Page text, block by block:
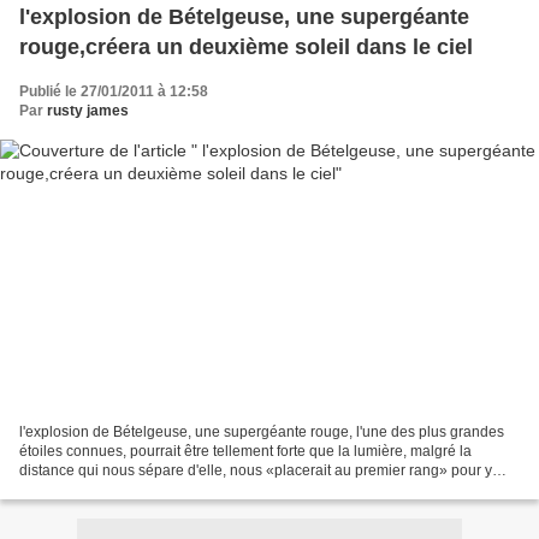
l'explosion de Bételgeuse, une supergéante
rouge,créera un deuxième soleil dans le ciel
Publié le 27/01/2011 à 12:58
Par rusty james
l'explosion de Bételgeuse, une supergéante rouge, l'une des plus grandes
étoiles connues, pourrait être tellement forte que la lumière, malgré la
distance qui nous sépare d'elle, nous «placerait au premier rang» pour y